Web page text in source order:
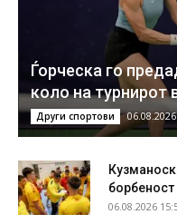
Ѓорческа го
коло на турнирот
Други спортови
06.08.2026